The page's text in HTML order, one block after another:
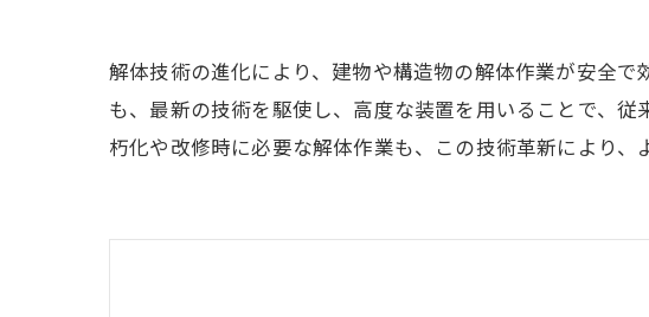
解体技術の進化により、建物や構造物の解体作業が安全
も、最新の技術を駆使し、高度な装置を用いることで、
朽化や改修時に必要な解体作業も、この技術革新により、